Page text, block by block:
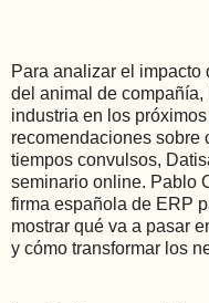
Para analizar el impacto
del animal de compañía,
industria en los
recomendaciones sobre
tiempos convulsos,
seminario online. Pablo
firma española de ERP
mostrar qué va a pasar
y cómo transformar los